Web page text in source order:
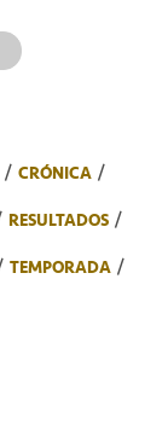
CRÓNICA
RESULTADOS
TEMPORADA